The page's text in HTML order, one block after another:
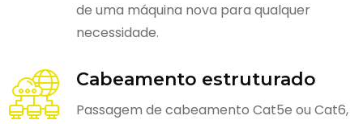
de uma máquina nova para qualquer
necessidade.
Cabeamento estruturado
Passagem de cabeamento Cat5e ou Cat6,